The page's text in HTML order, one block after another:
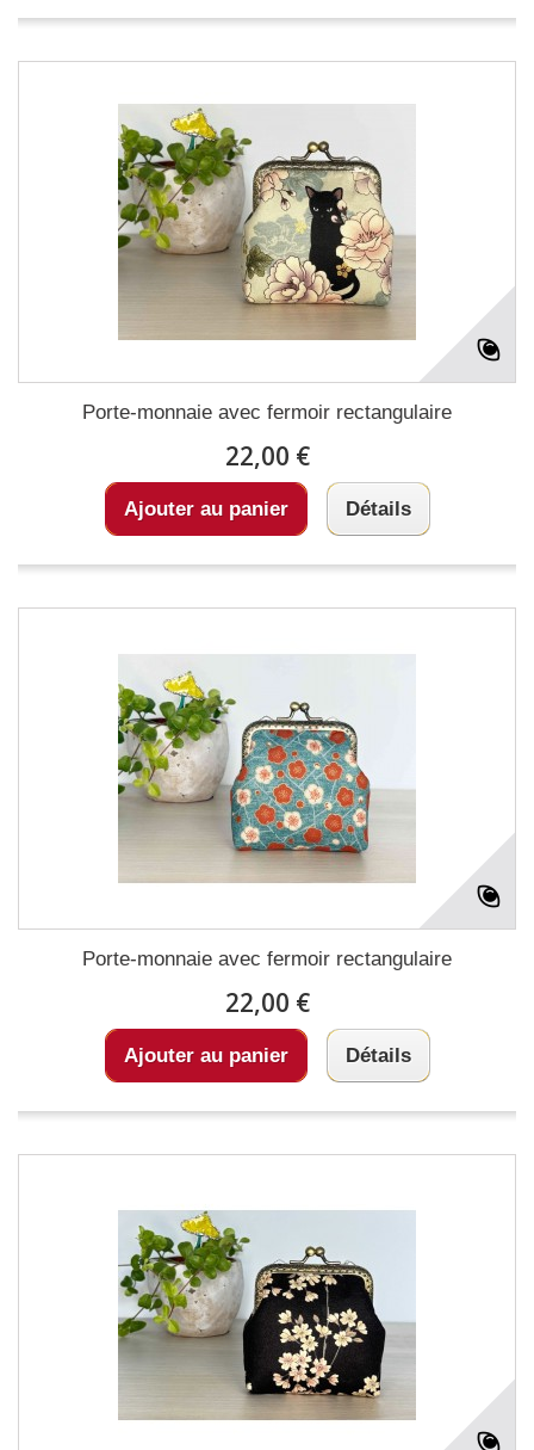
Porte-monnaie avec fermoir rectangulaire
22,00 €
Ajouter au panier Détails
Porte-monnaie avec fermoir rectangulaire
22,00 €
Ajouter au panier Détails